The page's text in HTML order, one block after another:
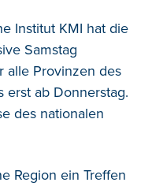
Institut KMI hat die
Samstag
alle Provinzen des
erst ab Donnerstag.
des nationalen
Region ein Treffen